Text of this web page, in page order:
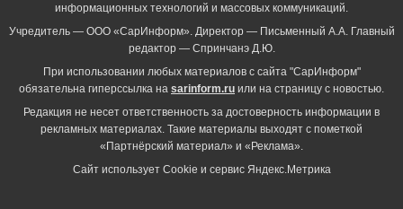
информационных технологий и массовых коммуникаций.
Учредитель — ООО «СарИнформ». Директор — Письменный А.А. Главный
редактор — Спринчанэ Д.Ю.
При использовании любых материалов с сайта "СарИнформ"
обязательна гиперссылка на sarinform.ru или на страницу с новостью.
Редакция не несет ответственность за достоверность информации в
рекламных материалах. Такие материалы выходят с пометкой
«Партнёрский материал» и «Реклама».
Сайт использует Cookie и сервиc Яндекс.Метрика